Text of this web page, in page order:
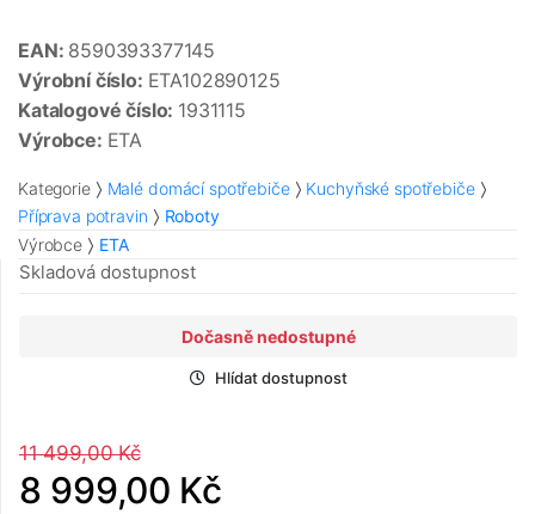
EAN: 8590393377145
Výrobní číslo: ETA102890125
Katalogové číslo: 1931115
Výrobce: ETA
Kategorie Malé domácí spotřebiče
Kuchyňské spotřebiče
Příprava potravin
Roboty
Výrobce
ETA
Skladová dostupnost
Dočasně nedostupné
Hlídat dostupnost
11 499,00 Kč
8 999,00 Kč